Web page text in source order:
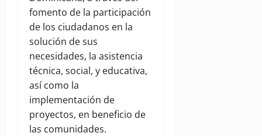
fomento de la participación
de los ciudadanos en la
solución de sus
necesidades, la asistencia
técnica, social, y educativa,
así como la
implementación de
proyectos, en beneficio de
las comunidades.